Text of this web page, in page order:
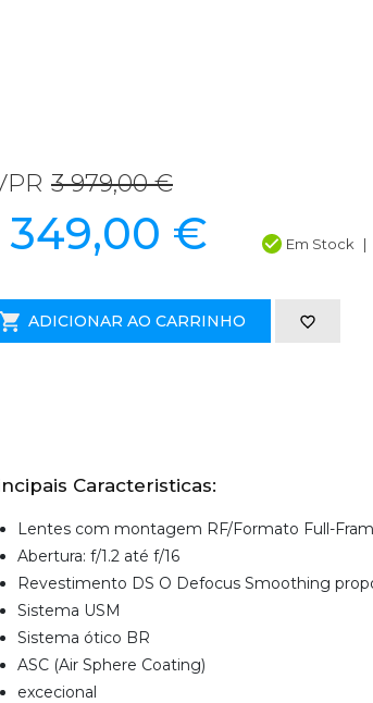
3 979,00 €
349,00 € Em Stock
ADICIONAR AO CARRINHO
Caracteristicas:
Lentes com montagem RF/Formato Full-
Abertura: f/1.2 até f/16
Revestimento DS O Defocus Smoothing
Sistema USM
Sistema ótico BR
ASC (Air Sphere Coating)
excecional